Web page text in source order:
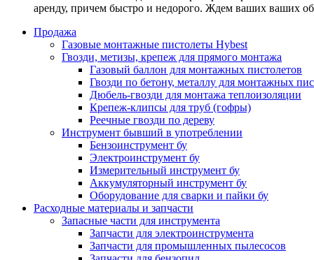
аренду, причем быстро и недорого. Ждем ваших ваших
Продажа
Газовые монтажные пистолеты Hybest
Гвозди, метизы, крепеж для прямого монтажа
Газовый баллон для монтажных пистолетов
Гвозди по бетону, металлу для монтажных
Дюбель-гвозди для монтажа теплоизоляции
Крепеж-клипсы для труб (гофры)
Реечные гвозди по дереву
Инструмент бывший в употреблении
Бензоинструмент бу
Электроинструмент бу
Измерительный инструмент бу
Аккумуляторный инструмент бу
Оборудование для сварки и пайки бу
Расходные материалы и запчасти
Запасные части для инструмента
Запчасти для электроинструмента
Запчасти для промышленных пылесосов